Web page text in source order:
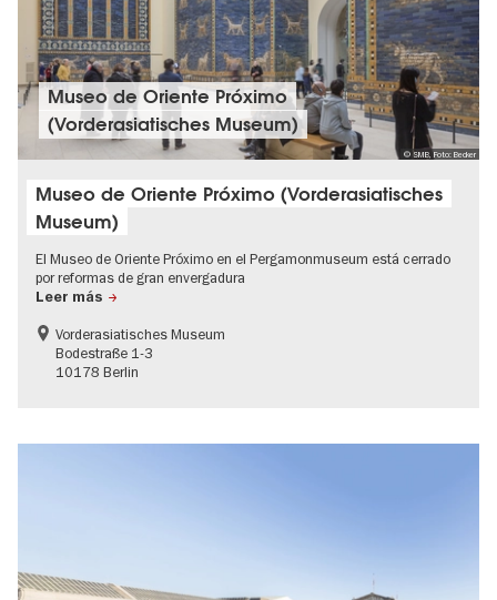
© SMB, Foto: Becker
Museo de Oriente Próximo
(Vorderasiatisches Museum)
Museo de Oriente Próximo (Vorderasiatisches
Museum)
El Museo de Oriente Próximo en el Pergamonmuseum está cerrado
por reformas de gran envergadura
Leer más
Vorderasiatisches Museum
Bodestraße 1-3
10178 Berlin